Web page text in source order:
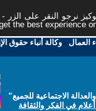
نرجو النقر على
the best experience
العمال -وكالة أنباء حقوق
الاجتماعية للجميع"
في الفكر والثقافة